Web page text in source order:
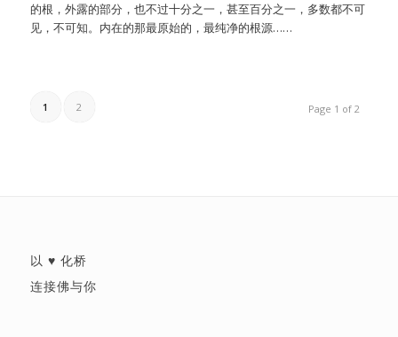
的根，外露的部分，也不过十分之一，甚至百分之一，多数都不可
见，不可知。内在的那最原始的，最纯净的根源……
Page 1 of 2
1 2
以 ♥ 化桥
连接佛与你